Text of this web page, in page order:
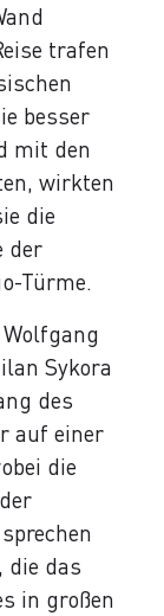
trafen
besser
mit den
wirkten
die
der
Türme.
Sykora
des
auf einer
die
die das
in großen